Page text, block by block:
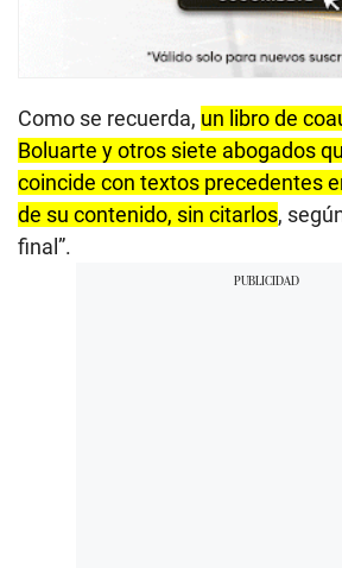
Como se recuerda, un libro de
Boluarte y otros siete abogados
coincide con textos precedentes
de su contenido, sin citarlos,
final”.